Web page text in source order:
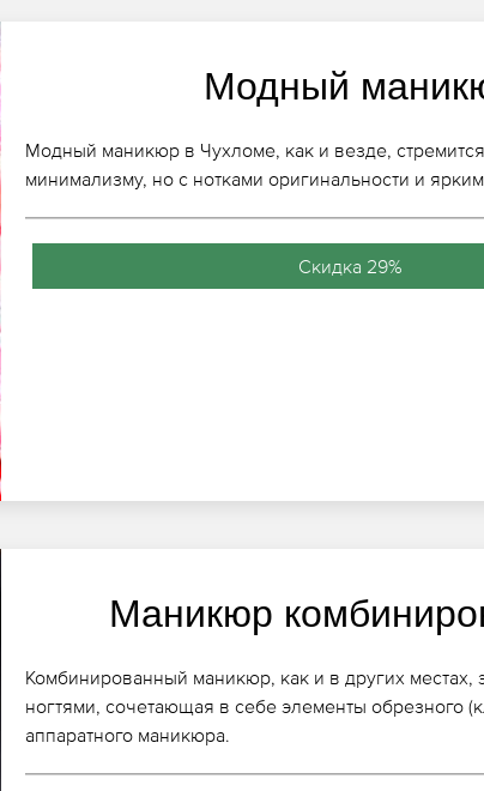
Модный
Модный маникюр в Чухломе, как и везде, стремится
минимализму, но с нотками оригинальности и
Скидка 29%
Маникюр
Комбинированный маникюр, как и в других местах,
ногтями, сочетающая в себе элементы обрезного
аппаратного маникюра.